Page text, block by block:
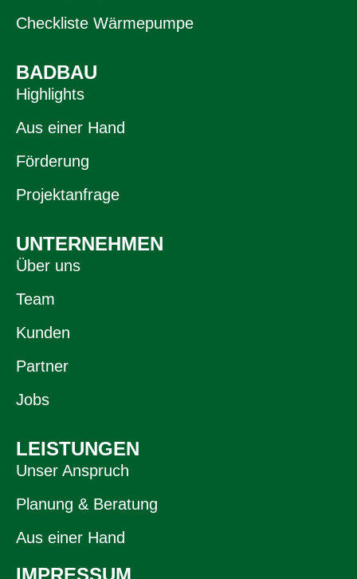
Checkliste Wärmepumpe
BADBAU
Highlights
Aus einer Hand
Förderung
Projektanfrage
UNTERNEHMEN
Über uns
Team
Kunden
Partner
Jobs
LEISTUNGEN
Unser Anspruch
Planung & Beratung
Aus einer Hand